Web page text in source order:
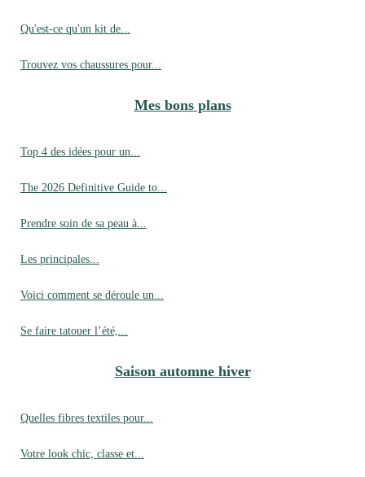
Qu'est-ce qu'un kit de...
Trouvez vos chaussures pour...
Mes bons plans
Top 4 des idées pour un...
The 2026 Definitive Guide to...
Prendre soin de sa peau à...
Les principales...
Voici comment se déroule un...
Se faire tatouer l’été,...
Saison automne hiver
Quelles fibres textiles pour...
Votre look chic, classe et...